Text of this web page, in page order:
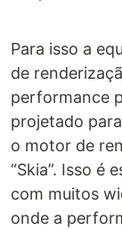
Para isso a
de
performance
projetado
o motor de
“Skia”. Isso é
com muitos
onde a